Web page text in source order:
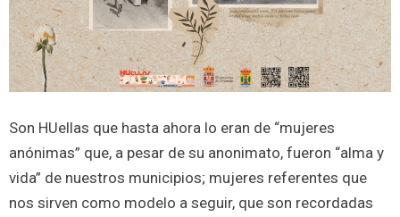
Son HUellas que hasta ahora lo eran de “mujeres
anónimas” que, a pesar de su anonimato, fueron “alma y
vida” de nuestros municipios; mujeres referentes que
nos sirven como modelo a seguir, que son recordadas